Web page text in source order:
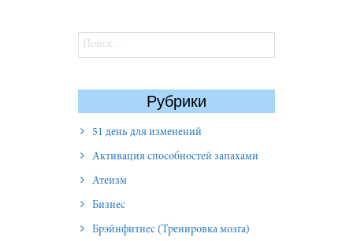
Найти:
Рубрики
51 день для изменений
Активация способностей запахами
Атеизм
Бизнес
Брэйнфитнес (Тренировка мозга)